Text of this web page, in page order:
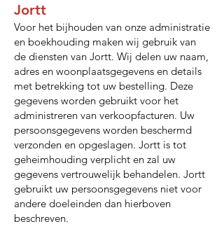
Jortt
Voor het bijhouden van onze administratie
en boekhouding maken wij gebruik van
de diensten van Jortt. Wij delen uw naam,
adres en woonplaatsgegevens en details
met betrekking tot uw bestelling. Deze
gegevens worden gebruikt voor het
administreren van verkoopfacturen. Uw
persoonsgegevens worden beschermd
verzonden en opgeslagen. Jortt is tot
geheimhouding verplicht en zal uw
gegevens vertrouwelijk behandelen. Jortt
gebruikt uw persoonsgegevens niet voor
andere doeleinden dan hierboven
beschreven.